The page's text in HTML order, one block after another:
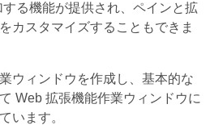
る機能が提供され、ペインと拡
カスタマイズすることもできま
ウィンドウを作成し、基本的な
Web 拡張機能作業ウィンドウに
います。